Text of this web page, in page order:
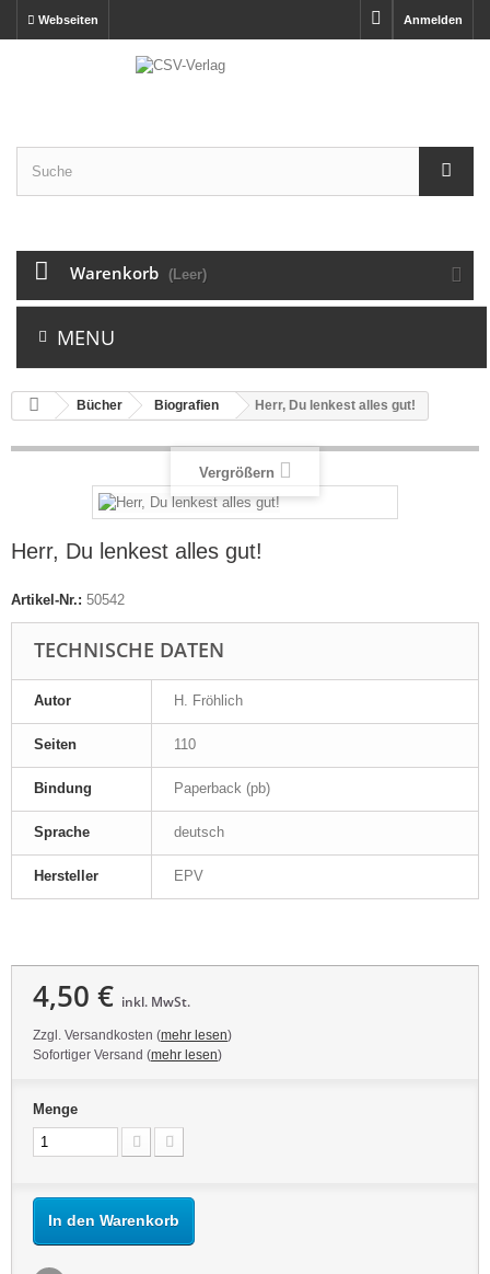
Anmelden
Webseiten
Warenkorb (Leer)
MENU
Bücher Biografien Herr, Du lenkest alles gut!
Vergrößern
Herr, Du lenkest alles gut!
Artikel-Nr.: 50542
TECHNISCHE DATEN
Autor H. Fröhlich
Seiten 110
Bindung Paperback (pb)
Sprache deutsch
Hersteller EPV
4,50 € inkl. MwSt.
Zzgl. Versandkosten (mehr lesen)
Sofortiger Versand (mehr lesen)
Menge
In den Warenkorb